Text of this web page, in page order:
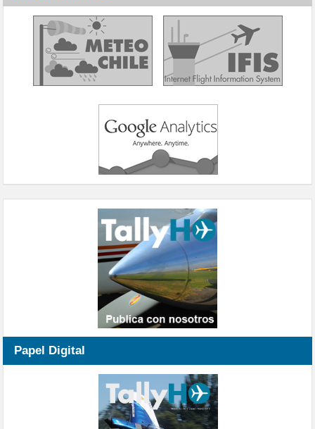
Papel Digital